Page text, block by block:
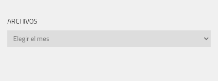
ARCHIVOS
Archivos